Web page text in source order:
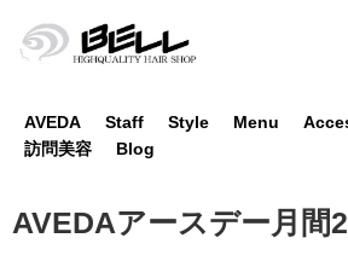
AVEDA Staff Style Menu
訪問美容
Blog
AVEDAアースデー月